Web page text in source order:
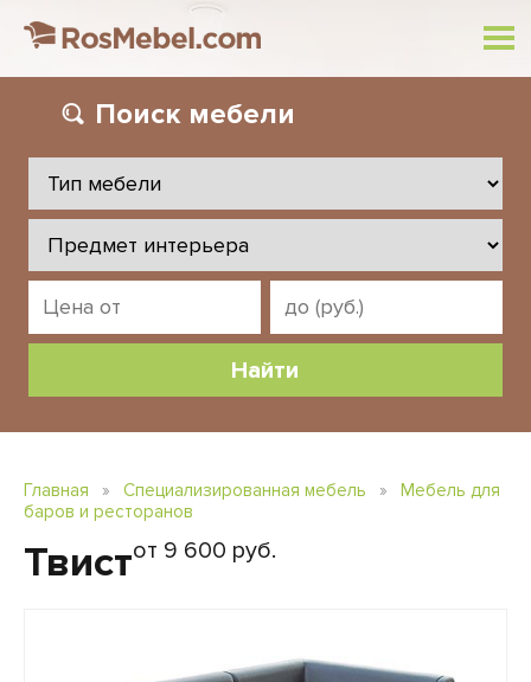
Поиск мебели
Главная » Специализированная мебель »
Мебель для
баров и ресторанов
Твистот 9 600 руб.